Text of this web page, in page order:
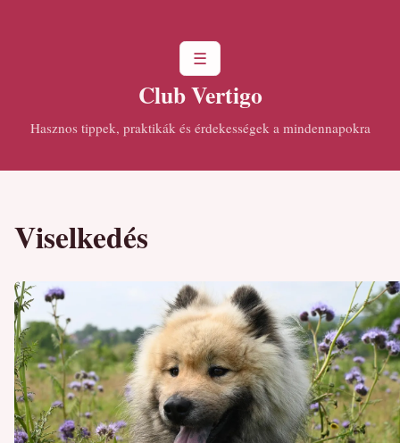
☰
Club Vertigo
Hasznos tippek, praktikák és érdekességek a mindennapokra
Viselkedés